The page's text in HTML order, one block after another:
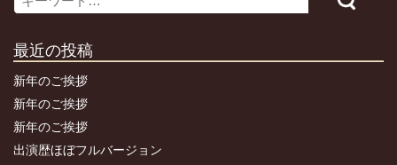
最近の投稿
新年のご挨拶
新年のご挨拶
新年のご挨拶
出演歴ほぼフルバージョン